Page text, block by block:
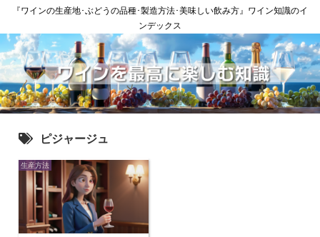
『ワインの生産地･ぶどうの品種･製造方法･美味しい飲み方』ワイン知識のイ
ンデックス
ピジャージュ
生産方法